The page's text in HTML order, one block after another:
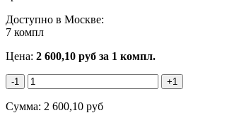
Доступно в Москве:
7 компл
Цена: 2 600,10 руб за 1 компл.
-1 +1
Сумма: 2 600,10 руб